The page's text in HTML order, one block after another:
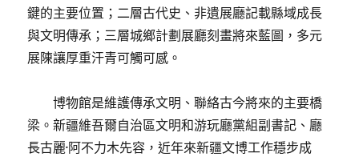
鍵的主要位置；二層古代史、非遺展廳記載縣域成長
與文明傳承；三層城鄉計劃展廳刻畫將來藍圖，多元
展陳讓厚重汗青可觸可感。
博物館是維護傳承文明、聯絡古今將來的主要橋
梁。新疆維吾爾自治區文明和游玩廳黨組副書記、廳
長古麗·阿不力木先容，近年來新疆文博工作穩步成